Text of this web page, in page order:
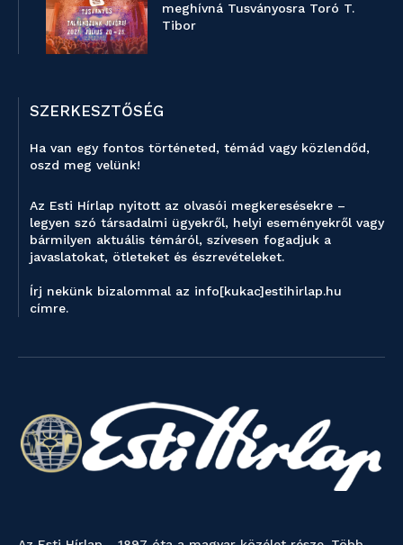
meghívná Tusványosra Toró T.
Tibor
SZERKESZTŐSÉG
Ha van egy fontos történeted, témád vagy közlendőd,
oszd meg velünk!
Az Esti Hírlap nyitott az olvasói megkeresésekre –
legyen szó társadalmi ügyekről, helyi eseményekről vagy
bármilyen aktuális témáról, szívesen fogadjuk a
javaslatokat, ötleteket és észrevételeket.
Írj nekünk bizalommal az info[kukac]estihirlap.hu
címre.